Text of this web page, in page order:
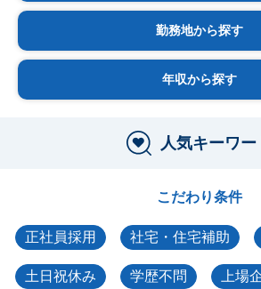
勤務地から探す
年収から探す
人気キーワー
こだわり条件
正社員採用 社宅・住宅補助
土日祝休み 学歴不問 上場